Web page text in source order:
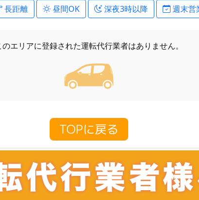
長距離 昼間OK 深夜3時以降 週末営
のエリアに登録された運転代行業者はありません。
TOPに戻る